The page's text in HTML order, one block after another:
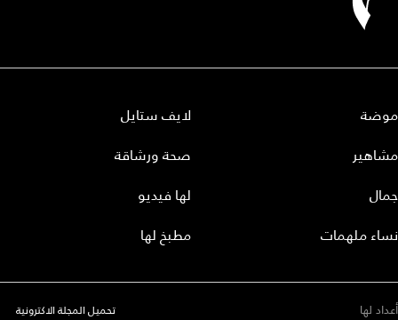
موضة
مشاهير
جمال
نساء ملهمات
لايف ستايل
صحة ورشاقة
لها فيديو
مطبخ لها
أعداد لها تحميل المجلة الاكترونية